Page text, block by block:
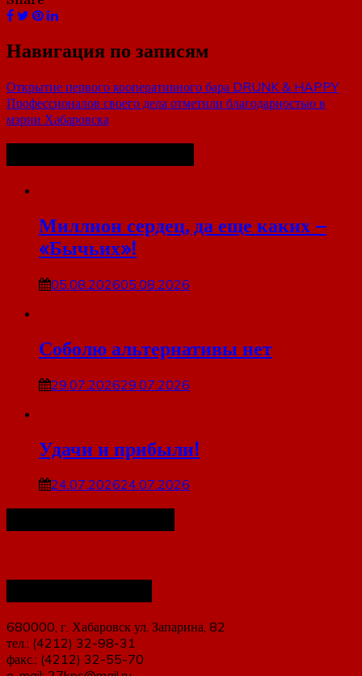
Навигация по записям
Открытие первого кооперативного бара DRUNK & HAPPY
Профессионалов своего дела отметили благодарностью в
мэрии Хабаровска
Миллион сердец, да еще каких –
«Бычьих»!
05.08.202605.08.2026
Соболю альтернативы нет
29.07.202629.07.2026
Удачи и прибыли!
24.07.202624.07.2026
680000, г. Хабаровск ул. Запарина, 82
тел.: (4212) 32-98-31
факс.: (4212) 32-55-70